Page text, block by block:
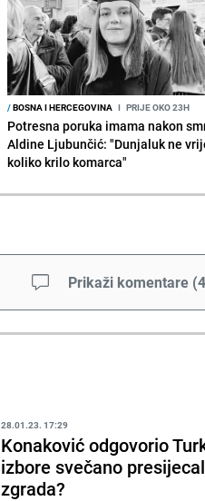
/BOSNA I HERCEGOVINA I PRIJE OKO 23H
Potresna poruka imama nakon
Aldine Ljubunčić: "Dunjaluk ne
koliko krilo komarca"
Prikaži komentare (4
28.01.23. 17:29
Konaković odgovorio
izbore svečano
zgrada?